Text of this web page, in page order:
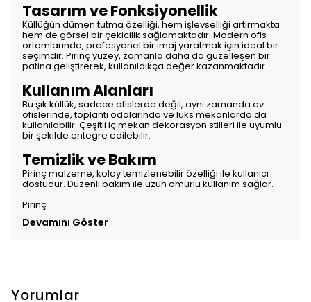
Tasarım ve Fonksiyonellik
Küllüğün dümen tutma özelliği, hem işlevselliği artırmakta
hem de görsel bir çekicilik sağlamaktadır. Modern ofis
ortamlarında, profesyonel bir imaj yaratmak için ideal bir
seçimdir. Pirinç yüzey, zamanla daha da güzelleşen bir
patina geliştirerek, kullanıldıkça değer kazanmaktadır.
Kullanım Alanları
Bu şık küllük, sadece ofislerde değil, aynı zamanda ev
ofislerinde, toplantı odalarında ve lüks mekanlarda da
kullanılabilir. Çeşitli iç mekan dekorasyon stilleri ile uyumlu
bir şekilde entegre edilebilir.
Temizlik ve Bakım
Pirinç malzeme, kolay temizlenebilir özelliği ile kullanıcı
dostudur. Düzenli bakım ile uzun ömürlü kullanım sağlar.
Pirinç
Devamını Göster
Yorumlar